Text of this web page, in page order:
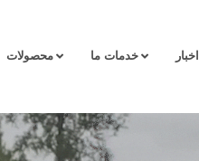
محصولات خدمات ما اخبار